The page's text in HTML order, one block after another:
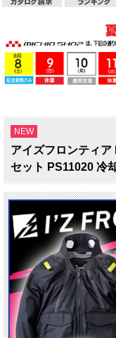
NEW
アイズフロンティア
セット PS11020 冷